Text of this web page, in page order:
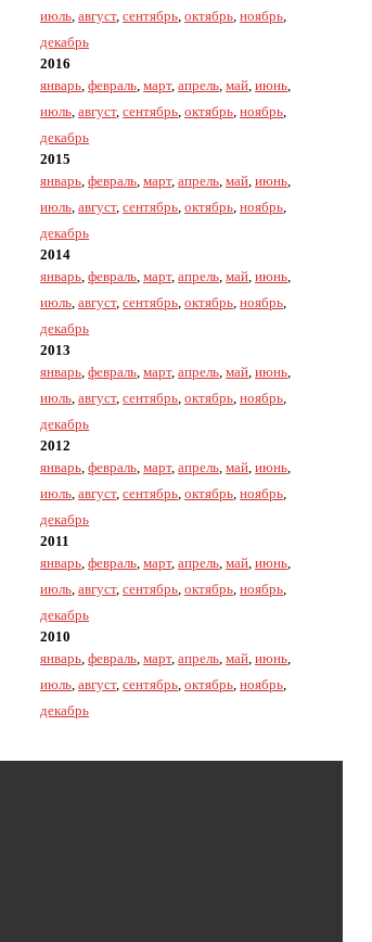
июль,август,сентябрь,октябрь,ноябрь,
декабрь
2016
январь,февраль,март,апрель,май,июнь,
июль,август,сентябрь,октябрь,ноябрь,
декабрь
2015
январь,февраль,март,апрель,май,июнь,
июль,август,сентябрь,октябрь,ноябрь,
декабрь
2014
январь,февраль,март,апрель,май,июнь,
июль,август,сентябрь,октябрь,ноябрь,
декабрь
2013
январь,февраль,март,апрель,май,июнь,
июль,август,сентябрь,октябрь,ноябрь,
декабрь
2012
январь,февраль,март,апрель,май,июнь,
июль,август,сентябрь,октябрь,ноябрь,
декабрь
2011
январь,февраль,март,апрель,май,июнь,
июль,август,сентябрь,октябрь,ноябрь,
декабрь
2010
январь,февраль,март,апрель,май,июнь,
июль,август,сентябрь,октябрь,ноябрь,
декабрь